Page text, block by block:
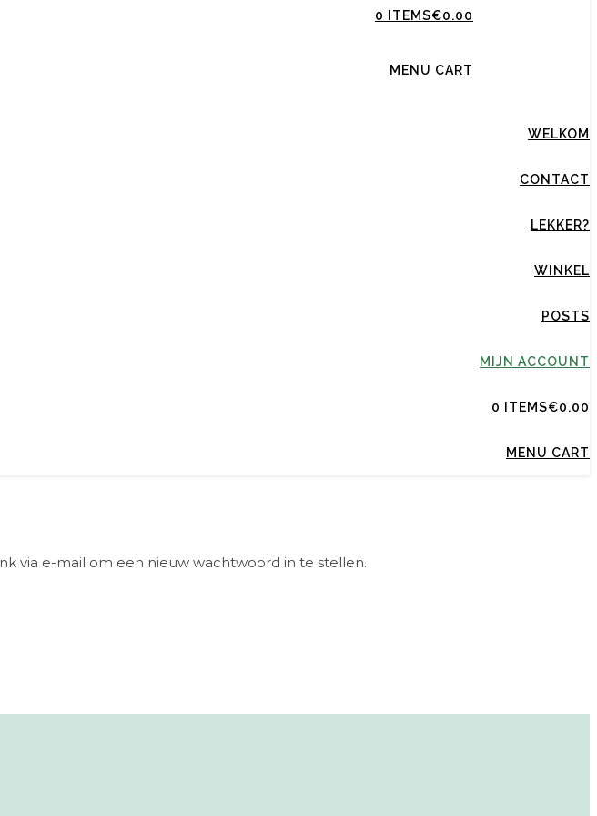
0 ITEMS€0.00
MENU CART
WELKOM
CONTACT
LEKKER?
WINKEL
POSTS
MIJN ACCOUNT
0 ITEMS€0.00
MENU CART
via e-mail om een nieuw wachtwoord in te stellen.